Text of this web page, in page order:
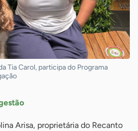
Tia Carol, participa do Programa
Arisa, proprietária do Recanto